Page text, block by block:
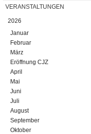
VERANSTALTUNGEN
2026
Januar
Februar
März
Eröffnung CJZ
April
Mai
Juni
Juli
August
September
Oktober